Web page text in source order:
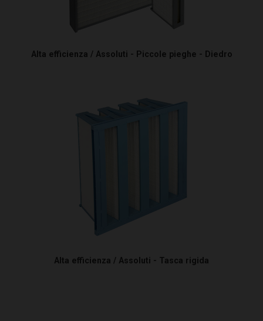
Alta efficienza / Assoluti - Piccole pieghe - Diedro
Alta efficienza / Assoluti - Tasca rigida